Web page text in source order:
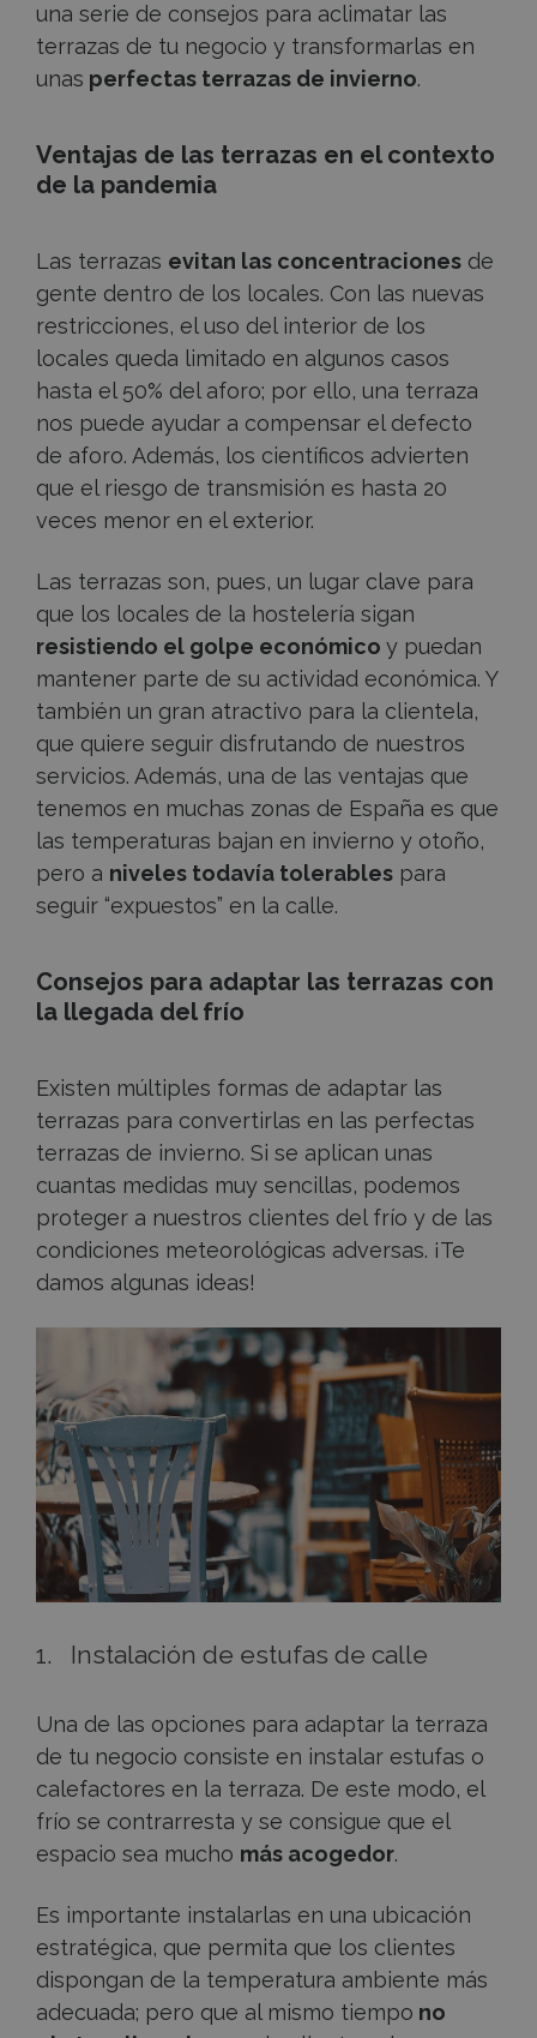
una serie de consejos para aclimatar las
terrazas de tu negocio y transformarlas en
unas perfectas terrazas de invierno.
Ventajas de las terrazas en el contexto
de la pandemia
Las terrazas evitan las concentraciones de
gente dentro de los locales. Con las nuevas
restricciones, el uso del interior de los
locales queda limitado en algunos casos
hasta el 50% del aforo; por ello, una terraza
nos puede ayudar a compensar el defecto
de aforo. Además, los científicos advierten
que el riesgo de transmisión es hasta 20
veces menor en el exterior.
Las terrazas son, pues, un lugar clave para
que los locales de la hostelería sigan
resistiendo el golpe económico y puedan
mantener parte de su actividad económica. Y
también un gran atractivo para la clientela,
que quiere seguir disfrutando de nuestros
servicios. Además, una de las ventajas que
tenemos en muchas zonas de España es que
las temperaturas bajan en invierno y otoño,
pero a niveles todavía tolerables para
seguir “expuestos” en la calle.
Consejos para adaptar las terrazas con
la llegada del frío
Existen múltiples formas de adaptar las
terrazas para convertirlas en las perfectas
terrazas de invierno. Si se aplican unas
cuantas medidas muy sencillas, podemos
proteger a nuestros clientes del frío y de las
condiciones meteorológicas adversas. ¡Te
damos algunas ideas!
1. Instalación de estufas de calle
Una de las opciones para adaptar la terraza
de tu negocio consiste en instalar estufas o
calefactores en la terraza. De este modo, el
frío se contrarresta y se consigue que el
espacio sea mucho más acogedor.
Es importante instalarlas en una ubicación
estratégica, que permita que los clientes
dispongan de la temperatura ambiente más
adecuada; pero que al mismo tiempo no